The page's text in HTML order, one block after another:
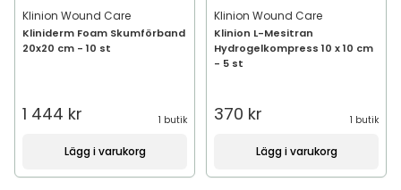
Klinion Wound Care
Kliniderm Foam Skumförband
20x20 cm - 10 st
1 444 kr 1 butik
Lägg i varukorg
Klinion Wound Care
Klinion L-Mesitran
Hydrogelkompress 10 x 10 cm
- 5 st
370 kr 1 butik
Lägg i varukorg